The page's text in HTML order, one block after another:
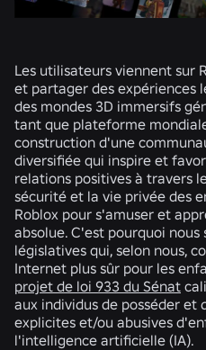
Les utilisateurs viennent sur
et partager des expériences
des mondes 3D immersifs
tant que plateforme
construction d'une
diversifiée qui inspire et
relations positives à travers
sécurité et la vie privée des
Roblox pour s'amuser et
absolue. C'est pourquoi nous
législatives qui, selon nous,
Internet plus sûr pour les
projet de loi 933 du Sénat
aux individus de posséder et
explicites et/ou abusives
l'intelligence artificielle (IA).